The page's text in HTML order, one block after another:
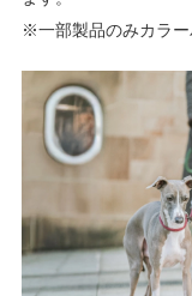
※一部製品のみカラー